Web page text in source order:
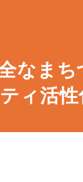
なま
ィ活性